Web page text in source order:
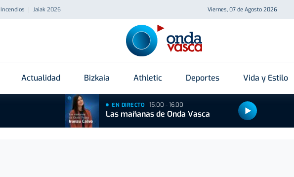
Incendios Jaiak 2026 Viernes, 07 de Agosto 2026
Actualidad Bizkaia Athletic Deportes Vida y Estilo
EN DIRECTO 15:00 - 16:00
Las mañanas de Onda Vasca